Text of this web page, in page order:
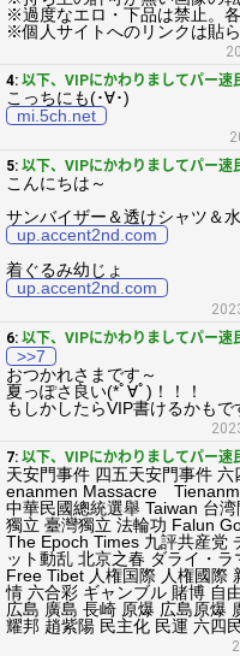
※過度なエロ・下品は禁止。
※個人サイトへのリンクは貼
4: 以下、VIPにかわりましてパー
こっちにも(･∀･)
mi.5ch.net
5: 以下、VIPにかわりましてパー速
こんにちは～
サンバイザー＆透けシャツ＆
up.accent2nd.com
着ぐるみ幼じょ
up.accent2nd.com
6: 以下、VIPにかわりましてパー
>>7
おつかれさまです～
夏っぽさ良い(*ﾟ∀ﾟ)！！！
もしかしたらVIP書けるかもで
7: 以下、VIPにかわりましてパー速
天安門事件 四五天安門事件
enanmen Massacre
中華民國總統選舉 Taiwan 台
獨立 臺灣獨立 法輪功 Falun
The Epoch Times 九評共産党
ット動乱 北京之春 ダライ・
Free Tibet 人権国際 人権國際
情 六合彩 ギャンブル 賭博 自
広島 廣島 長崎 原爆 広島原爆
耀邦 趙紫陽 民主化 民運 六四